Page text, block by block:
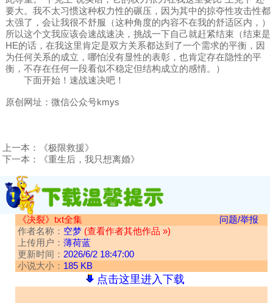
要大。我不太习惯这种权力性的碾压，因为其中的掠夺性攻击性都
太强了，会让我很不舒服（这种角度的内容不在我的舒适区内，）
所以这个文我应该会速战速决，挑战一下自己就赶紧结束（结束是
HE的话，在我这里肯定是双方关系都达到了一个需求的平衡，因
为任何关系的成立，哪怕没有显性的表彰，也肯定存在隐性的平
衡，不存在任何一段看似不稳定但结构成立的感情。）
下面开始！速战速决吧！
原创网址：微信公众号kmys
上一本：
《极限救援》
下一本：
《重生后，我只想离婚》
《决裂》txt全集
问题/举报
作者名称： 空梦 (查看作者其他作品 »)
上传用户： 薄荷蓝
更新时间： 2026/6/2 18:47:00
小说大小： 185 KB
点击这里进入下载